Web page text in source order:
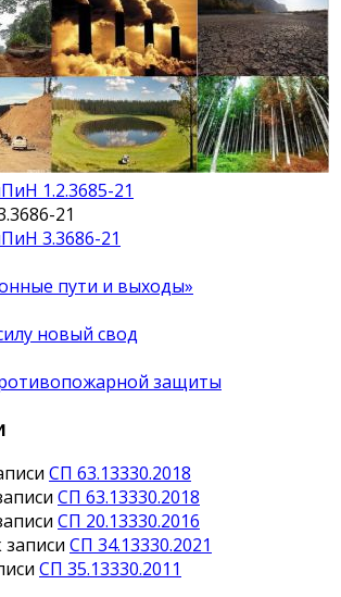
1.2.3685-21
3.3686-21
пути и выходы»
новый свод
защиты
СП 63.13330.2018
СП 63.13330.2018
СП 20.13330.2016
записи СП 34.13330.2021
СП 35.13330.2011